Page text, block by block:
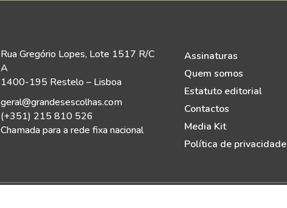
Rua Gregório Lopes, Lote 1517 R/C
A
1400-195 Restelo – Lisboa
geral@grandesescolhas.com
(+351) 215 810 526
Chamada para a rede fixa nacional
Assinaturas
Quem somos
Estatuto editorial
Contactos
Media Kit
Política de privacidade